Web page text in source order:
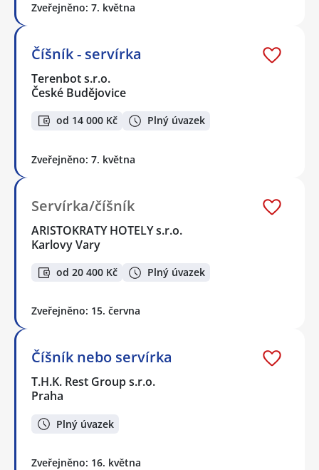
Zveřejněno: 7. května
Číšník - servírka
Terenbot s.r.o.
České Budějovice
od 14 000 Kč Plný úvazek
Zveřejněno: 7. května
Servírka/číšník
ARISTOKRATY HOTELY s.r.o.
Karlovy Vary
od 20 400 Kč Plný úvazek
Zveřejněno: 15. června
Číšník nebo servírka
T.H.K. Rest Group s.r.o.
Praha
Plný úvazek
Zveřejněno: 16. května